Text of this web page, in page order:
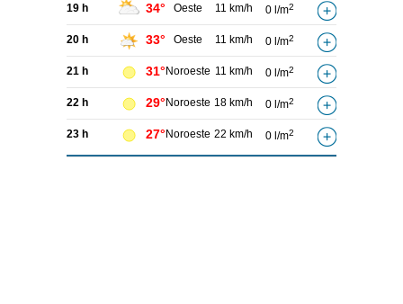
19 h 34° Oeste 11 km/h 0 l/m2
20 h 33° Oeste 11 km/h 0 l/m2
21 h 31° Noroeste 11 km/h 0 l/m2
22 h 29° Noroeste 18 km/h 0 l/m2
23 h 27° Noroeste 22 km/h 0 l/m2